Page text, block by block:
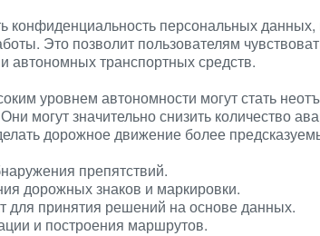
конфиденциальность персональных
Это позволит пользователям
автономных транспортных средств.
уровнем автономности могут стать
могут значительно снизить количество
дорожное движение более
препятствий.
дорожных знаков и маркировки.
для принятия решений на основе данных.
и построения маршрутов.